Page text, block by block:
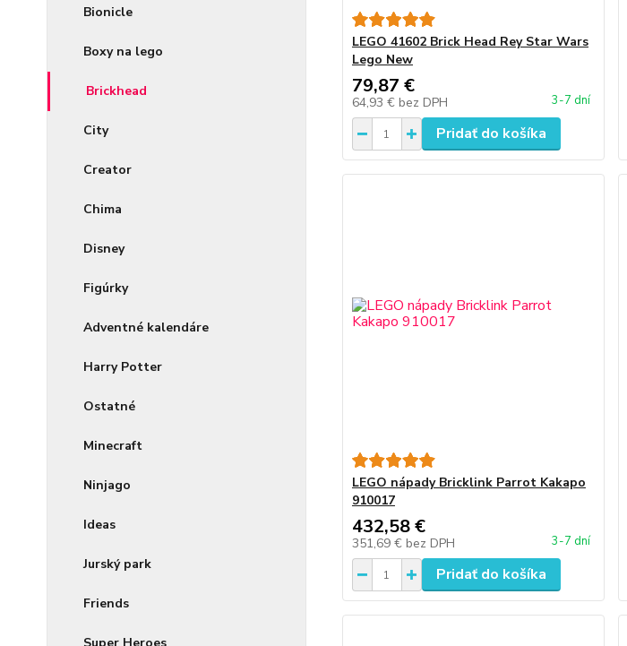
Bionicle
Boxy na lego
Brickhead
City
Creator
Chima
Disney
Figúrky
Adventné kalendáre
Harry Potter
Ostatné
Minecraft
Ninjago
Ideas
Jurský park
Friends
Super Heroes
LEGO 41602 Brick Head Rey Star Wars
Lego New
79,87 €
64,93 € bez DPH 3-7 dní
Pridať do košíka
LEGO nápady Bricklink Parrot Kakapo
910017
432,58 €
351,69 € bez DPH 3-7 dní
Pridať do košíka